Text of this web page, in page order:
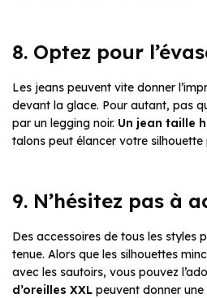
8. Optez pour
Les jeans peuvent vite donner
devant la glace. Pour autant, pas
par un legging noir. Un jean taille
talons peut élancer votre silhouette
9. N’hésitez pas à
Des accessoires de tous les styles
tenue. Alors que les silhouettes
avec les sautoirs, vous pouvez
d’oreilles XXL peuvent donner